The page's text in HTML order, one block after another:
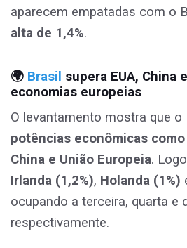
aparecem empatadas com o
alta de 1,4%.
🌍 Brasil supera EUA, China
economias europeias
O levantamento mostra que o
potências econômicas
China e União Europeia.
Irlanda (1,2%), Holanda (1%)
ocupando a terceira, quarta e
respectivamente.